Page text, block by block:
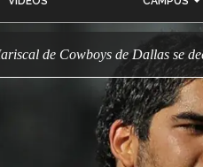
Mariscal de Cowboys de Dallas se